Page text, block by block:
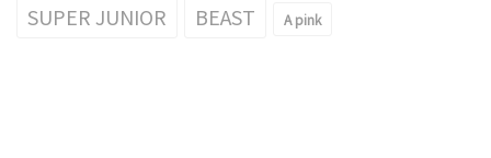
SUPER JUNIOR BEAST A pink